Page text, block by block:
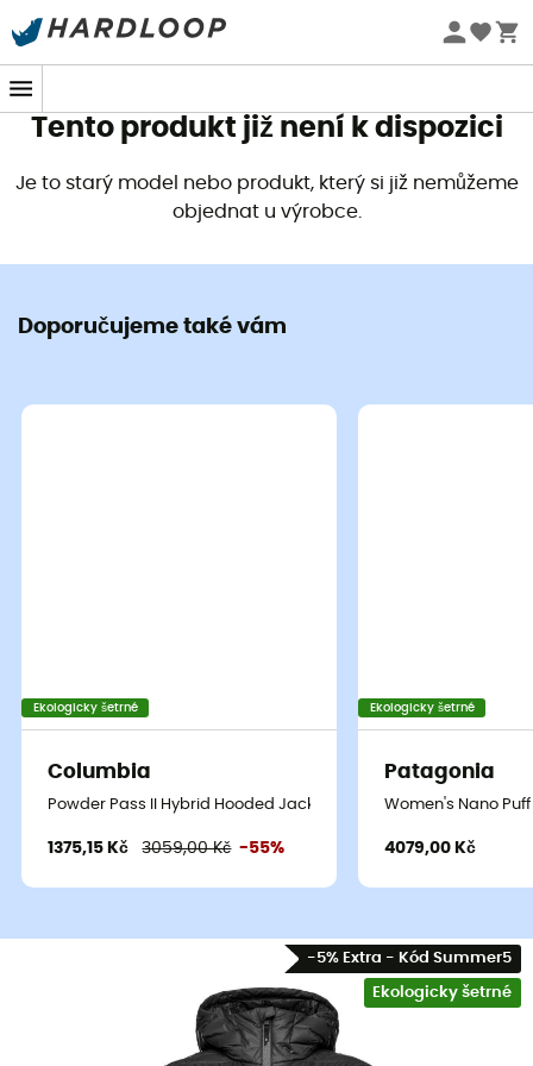
Letní akce 🔥 -5 % EXTRA při nákupu 2 produktů* s kódem
Tento produkt již není k dispozici
Je to starý model nebo produkt, který si již nemůžeme
objednat u výrobce.
Doporučujeme také vám
Ekologicky šetrné
Columbia
Powder Pass II Hybrid Hooded Jacket - Dámská péřova
1375,15 Kč 3059,00 Kč -55%
Ekologicky šetrné
Patagonia
Women's Nano
4079,00 Kč
-5% Extra - Kód Summer5
Ekologicky šetrné